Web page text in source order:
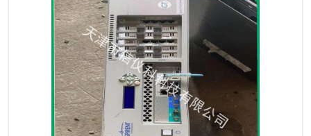
思博伦Spirent N11U 思博伦Spirent SPT-2U
思博伦600B 思博伦SPT-2000A-HS
思博伦Spirent SPT-3U 思博伦TestCenter
发包仪IXIA XGS2 思博伦Spirent SPT-9000A